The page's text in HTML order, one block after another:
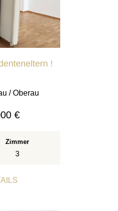
!
/ Oberau
€
Zimmer
3